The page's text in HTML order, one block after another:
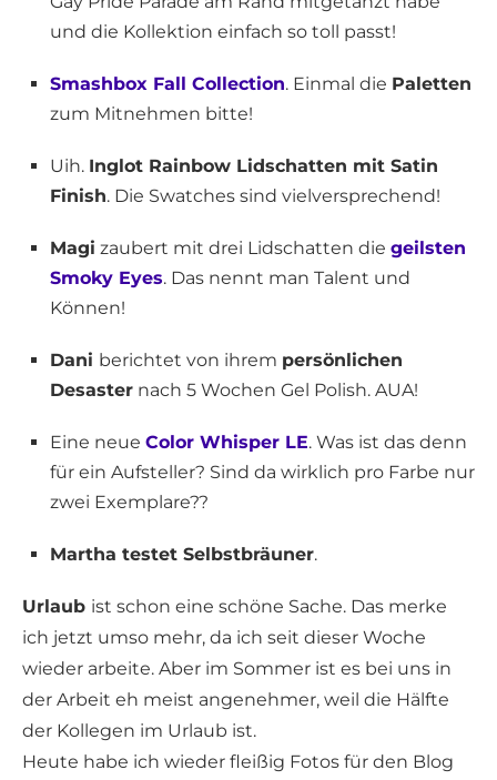
und die Kollektion einfach so toll passt!
Smashbox Fall Collection. Einmal die Paletten
zum Mitnehmen bitte!
Uih. Inglot Rainbow Lidschatten mit Satin
Finish. Die Swatches sind vielversprechend!
Magi zaubert mit drei Lidschatten die geilsten
Smoky Eyes. Das nennt man Talent und
Können!
Dani berichtet von ihrem persönlichen
Desaster nach 5 Wochen Gel Polish. AUA!
Eine neue Color Whisper LE. Was ist das denn
für ein Aufsteller? Sind da wirklich pro Farbe nur
zwei Exemplare??
Martha testet Selbstbräuner.
Urlaub ist schon eine schöne Sache. Das merke
ich jetzt umso mehr, da ich seit dieser Woche
wieder arbeite. Aber im Sommer ist es bei uns in
der Arbeit eh meist angenehmer, weil die Hälfte
der Kollegen im Urlaub ist.
Heute habe ich wieder fleißig Fotos für den Blog